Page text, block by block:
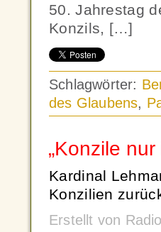
50. Jahrestag
Konzils, […]
Schlagwörter:
des Glaubens,
„Konzile
Kardinal
Konzilien
Erstellt von